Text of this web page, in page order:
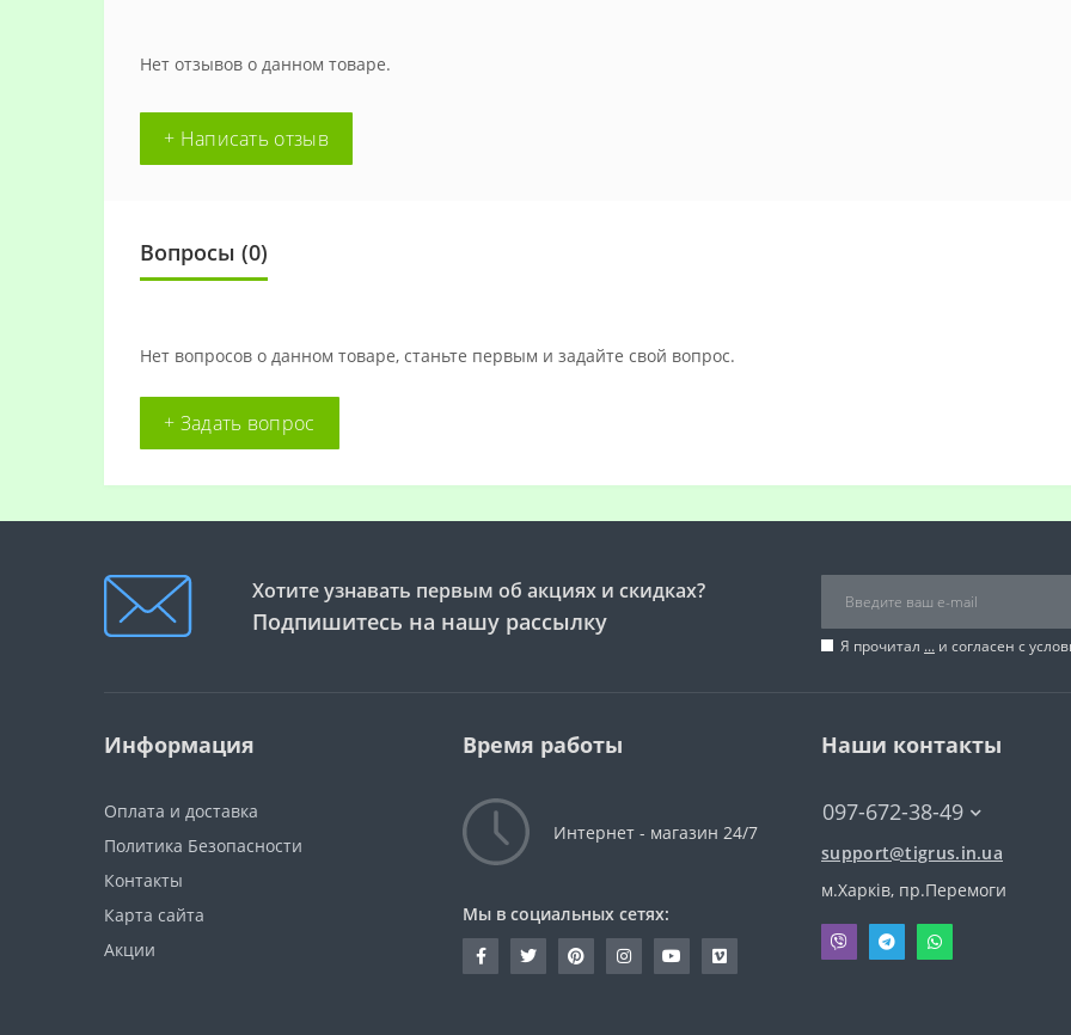
Нет отзывов о данном товаре.
+ Написать отзыв
Вопросы (0)
Нет вопросов о данном товаре, станьте первым и задайте свой вопрос.
+ Задать вопрос
Хотите узнавать первым об акциях и скидках?
Подпишитесь на нашу рассылку
Я прочитал ... и согласен с
Информация
Оплата и доставка
Политика Безопасности
Контакты
Карта сайта
Акции
Время работы
Интернет - магазин 24/7
Мы в социальных сетях:
Наши контакты
097-672-38-49
support@tigrus.in.ua
м.Харків, пр.Перемоги